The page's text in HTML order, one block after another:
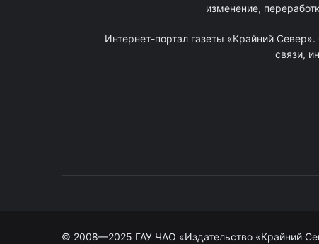
изменение,
Интернет-портал газеты «Крайний
связи,
© 2008—2025 ГАУ ЧАО «Издательство «Крайний